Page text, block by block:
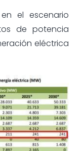
el escenario
de potencia
eléctrica